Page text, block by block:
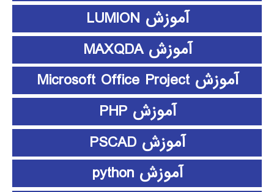
آموزش LUMION
آموزش MAXQDA
آموزش Microsoft Office Project
آموزش PHP
آموزش PSCAD
آموزش python